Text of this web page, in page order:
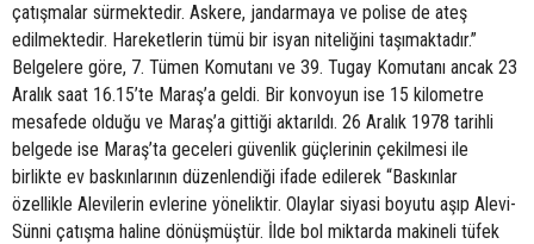
çatışmalar sürmektedir. Askere, jandarmaya ve polise de ateş
edilmektedir. Hareketlerin tümü bir isyan niteliğini taşımaktadır.”
Belgelere göre, 7. Tümen Komutanı ve 39. Tugay Komutanı ancak 23
Aralık saat 16.15’te Maraş’a geldi. Bir konvoyun ise 15 kilometre
mesafede olduğu ve Maraş’a gittiği aktarıldı. 26 Aralık 1978 tarihli
belgede ise Maraş’ta geceleri güvenlik güçlerinin çekilmesi ile
birlikte ev baskınlarının düzenlendiği ifade edilerek “Baskınlar
özellikle Alevilerin evlerine yöneliktir. Olaylar siyasi boyutu aşıp Alevi-
Sünni çatışma haline dönüşmüştür. İlde bol miktarda makineli tüfek